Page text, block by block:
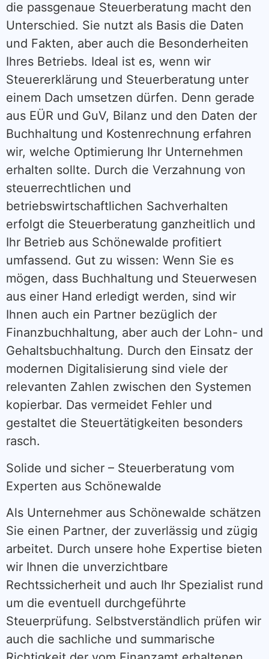
die passgenaue Steuerberatung macht den
Unterschied. Sie nutzt als Basis die Daten
und Fakten, aber auch die Besonderheiten
Ihres Betriebs. Ideal ist es, wenn wir
Steuererklärung und Steuerberatung unter
einem Dach umsetzen dürfen. Denn gerade
aus EÜR und GuV, Bilanz und den Daten der
Buchhaltung und Kostenrechnung erfahren
wir, welche Optimierung Ihr Unternehmen
erhalten sollte. Durch die Verzahnung von
steuerrechtlichen und
betriebswirtschaftlichen Sachverhalten
erfolgt die Steuerberatung ganzheitlich und
Ihr Betrieb aus Schönewalde profitiert
umfassend. Gut zu wissen: Wenn Sie es
mögen, dass Buchhaltung und Steuerwesen
aus einer Hand erledigt werden, sind wir
Ihnen auch ein Partner bezüglich der
Finanzbuchhaltung, aber auch der Lohn- und
Gehaltsbuchhaltung. Durch den Einsatz der
modernen Digitalisierung sind viele der
relevanten Zahlen zwischen den Systemen
kopierbar. Das vermeidet Fehler und
gestaltet die Steuertätigkeiten besonders
rasch.
Solide und sicher – Steuerberatung vom
Experten aus Schönewalde
Als Unternehmer aus Schönewalde schätzen
Sie einen Partner, der zuverlässig und zügig
arbeitet. Durch unsere hohe Expertise bieten
wir Ihnen die unverzichtbare
Rechtssicherheit und auch Ihr Spezialist rund
um die eventuell durchgeführte
Steuerprüfung. Selbstverständlich prüfen wir
auch die sachliche und summarische